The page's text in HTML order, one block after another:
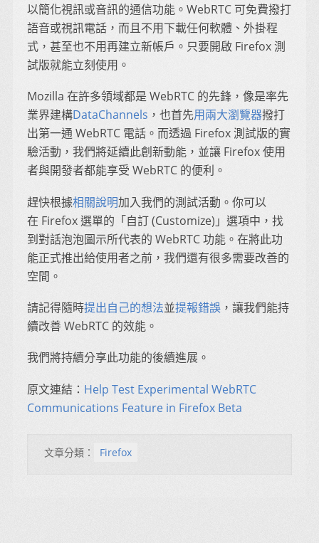
以簡化視訊或音訊的通信功能。WebRTC 可免費撥打
語音或視訊電話，而且不用下載任何軟體、外掛程
式，甚至也不用再建立新帳戶。只要開啟 Firefox 測
試版就能立刻使用。
Mozilla 在許多領域都是 WebRTC 的先鋒，像是率先
業界建構DataChannels ，也首先用兩大瀏覽器撥打
出第一通 WebRTC 電話。而透過 Firefox 測試版的實
驗活動，我們將延續此創新動能，並讓 Firefox 使用
者與開發者都能享受 WebRTC 的便利。
趕快根據相關說明加入我們的測試活動。你可以
在 Firefox 選單的「自訂 (Customize)」選項中，找
到對話泡泡圖示所代表的 WebRTC 功能。在將此功
能正式推出給使用者之前，我們還有很多需要改善的
空間。
請記得隨時提出自己的想法並提報錯誤 ，讓我們能持
續改善 WebRTC 的效能。
我們將持續分享此功能的後續進展。
原文連結： Help Test Experimental WebRTC
Communications Feature in Firefox Beta
文章分類： Firefox